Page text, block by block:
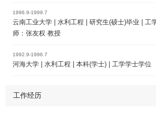
1996.9-1999.7
云南工业大学 | 水利工程 | 研究生(硕士)毕业 | 工
师：张友权 教授
1992.9-1996.7
河海大学 | 水利工程 | 本科(学士) | 工学学士学位
工作经历